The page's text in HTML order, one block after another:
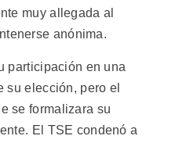
muy allegada al
anónima.
participación en una
su elección, pero el
se formalizara su
El TSE condenó a